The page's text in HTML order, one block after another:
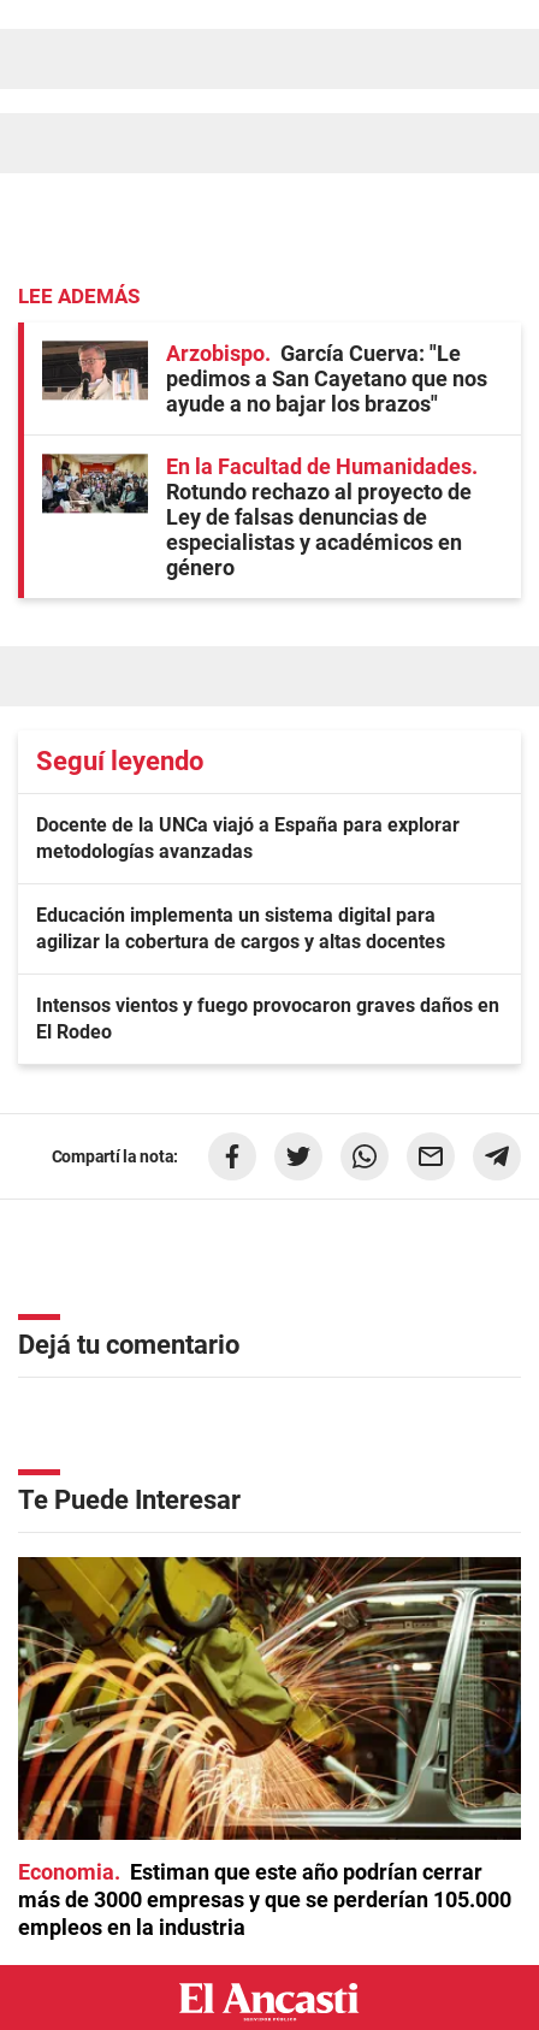
LEE ADEMÁS
Arzobispo
García Cuerva: "Le
pedimos a San Cayetano que nos
ayude a no bajar los brazos"
En la Facultad de Humanidades
Rotundo rechazo al proyecto de
Ley de falsas denuncias de
especialistas y académicos en
género
Seguí leyendo
Docente de la UNCa viajó a España para explorar
metodologías avanzadas
Educación implementa un sistema digital para
agilizar la cobertura de cargos y altas docentes
Intensos vientos y fuego provocaron graves daños en
El Rodeo
Compartí la nota:
Dejá tu comentario
Te Puede Interesar
Economia
Estiman que este año podrían cerrar
más de 3000 empresas y que se perderían 105.000
empleos en la industria